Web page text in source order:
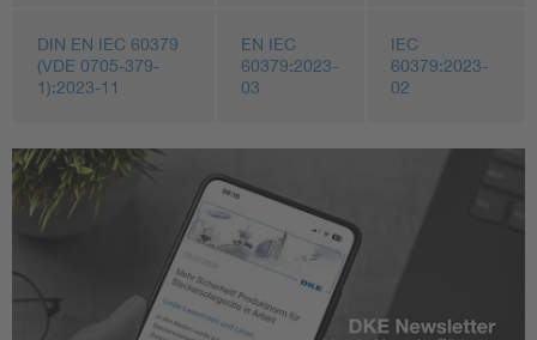
DIN EN IEC 60379
(VDE 0705-379-
1):2023-11
EN IEC
60379:2023-
03
IEC
60379:2023-
02